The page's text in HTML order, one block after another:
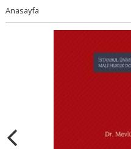
Anasayfa